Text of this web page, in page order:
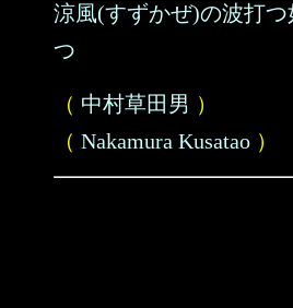
涼風(すずかぜ)の波打
つ
（ 中村草田男 ）
（ Nakamura Kusatao ）